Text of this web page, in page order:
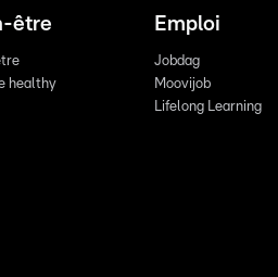
être
healthy
Emploi
Jobdag
Moovijob
Lifelong Learning